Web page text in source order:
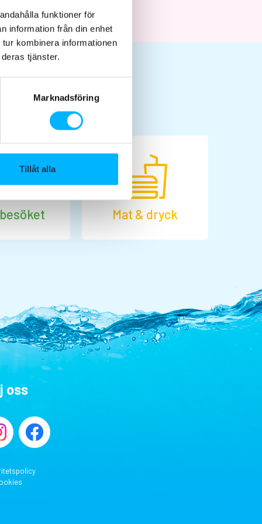
funktioner för
information från din enhet
kombinera informationen
tjänster.
Marknadsföring
Tillåt alla
Mat & dryck
oss